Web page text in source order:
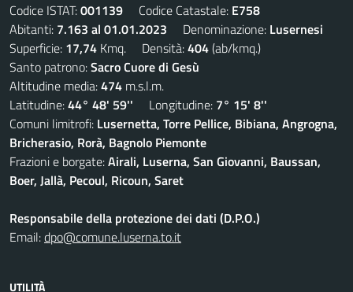
Codice ISTAT:001139 Codice Catastale: E758
Abitanti: 7.163 al 01.01.2023 Denominazione: Lusernesi
Superficie: 17,74 Kmq. Densità:404(ab/kmq.)
Santo patrono:Sacro Cuore di Gesù
Altitudine media:474 m.s.l.m.
Latitudine:44° 48' 59'' Longitudine: 7° 15' 8''
Comuni limitrofi: Lusernetta, Torre Pellice, Bibiana, Angrogna,
Bricherasio, Rorà, Bagnolo Piemonte
Frazioni e borgate:Airali, Luserna, San Giovanni, Baussan,
Boer, Jallà, Pecoul, Ricoun, Saret
Responsabile della protezione dei dati (D.P.O.)
Email:dpo@comune.luserna.to.it
UTILITÀ